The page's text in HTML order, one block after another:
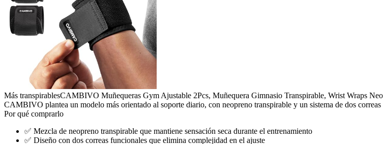
Más transpirablesCAMBIVO Muñequeras Gym Ajustable 2Pcs, Muñequera Gimnasio Transpirable, Wrist Wraps
CAMBIVO plantea un modelo más orientado al soporte diario, con neopreno transpirable y un sistema de dos
Por qué comprarlo
✅ Mezcla de neopreno transpirable que mantiene sensación seca durante el entrenamiento
✅ Diseño con dos correas funcionales que elimina complejidad en el ajuste